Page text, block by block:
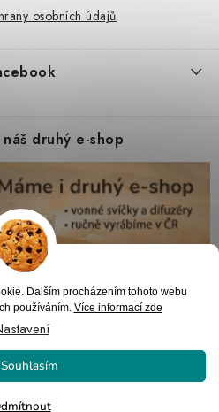
Dalším procházením tohoto webu
používáním. Více informací zde
Souhlasím
osobních údajů
druhý e-shop
Shoptet
práva vyhrazena.
cookies